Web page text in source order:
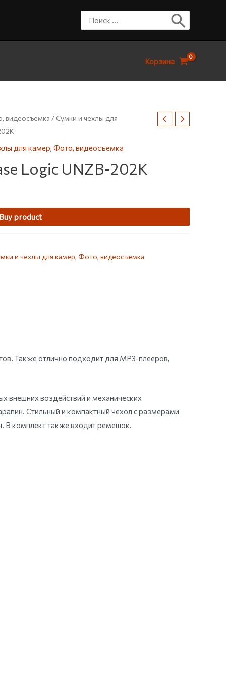
Корзина
видеосъемка / Сумки и чехлы для
для камер, Фото, видеосъемка
Logic UNZB-202K
Buy product
и чехлы для камер, Фото, видеосъемка
Также отлично подходит для MP3-плееров,
внешних воздействий и механических
Стильный и компактный чехол с размерами
В комплект также входит ремешок.